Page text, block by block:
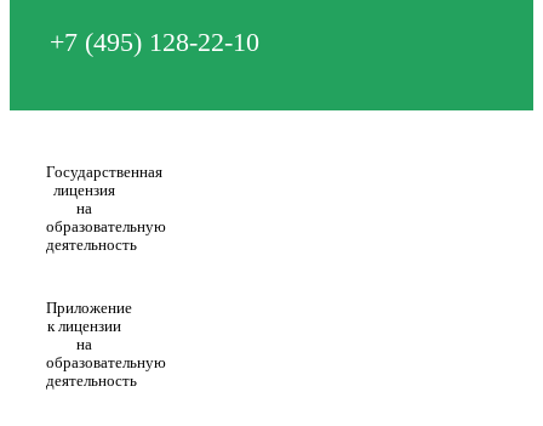
+7 (495) 128-22-10
Государственная
лицензия
на
образовательную
деятельность
Приложение
к лицензии
на
образовательную
деятельность